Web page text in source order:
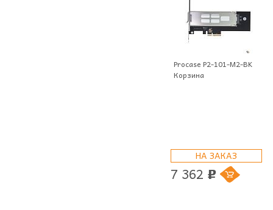
Procase P2-101-M2-BK
Корзина
НА ЗАКАЗ
7 362 p